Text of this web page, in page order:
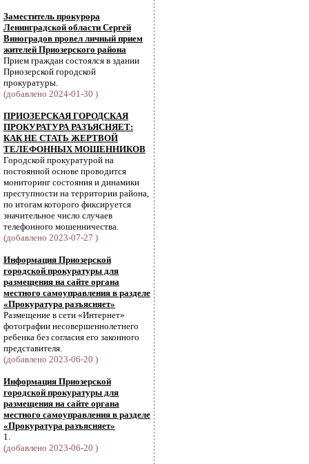
Заместитель прокурора
Ленинградской области Сергей
Виноградов провел личный прием
жителей Приозерского района
Прием граждан состоялся в здании
Приозерской городской
прокуратуры.
(добавлено 2024-01-30 )
ПРИОЗЕРСКАЯ ГОРОДСКАЯ
ПРОКУРАТУРА РАЗЪЯСНЯЕТ:
КАК НЕ СТАТЬ ЖЕРТВОЙ
ТЕЛЕФОННЫХ МОШЕННИКОВ
Городской прокуратурой на
постоянной основе проводится
мониторинг состояния и динамики
преступности на территории района,
по итогам которого фиксируется
значительное число случаев
телефонного мошенничества.
(добавлено 2023-07-27 )
Информация Приозерской
городской прокуратуры для
размещения на сайте органа
местного самоуправления в разделе
«Прокуратура разъясняет»
Размещение в сети «Интернет»
фотографии несовершеннолетнего
ребенка без согласия его законного
представителя.
(добавлено 2023-06-20 )
Информация Приозерской
городской прокуратуры для
размещения на сайте органа
местного самоуправления в разделе
«Прокуратура разъясняет»
1.
(добавлено 2023-06-20 )